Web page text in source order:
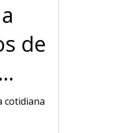
de
cotidiana